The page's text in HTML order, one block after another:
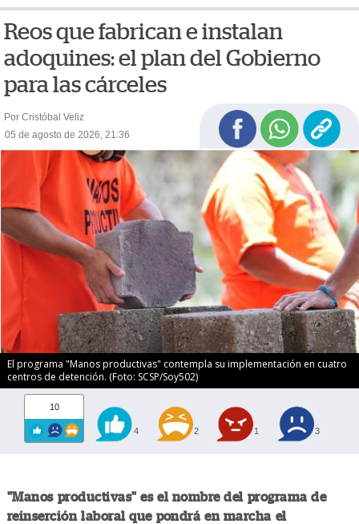
Reos que fabrican e instalan
adoquines: el plan del Gobierno
para las cárceles
Por Cristóbal Veliz
05 de agosto de 2026, 21:36
El programa "Manos productivas" contempla su implementación en cuatro
centros de detención. (Foto: SCSP/Soy502)
10
4 2 1 3
"Manos productivas" es el nombre del programa de
reinserción laboral que pondrá en marcha el